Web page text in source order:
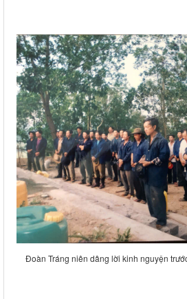
Đoàn Tráng niên dâng lời kinh nguyện